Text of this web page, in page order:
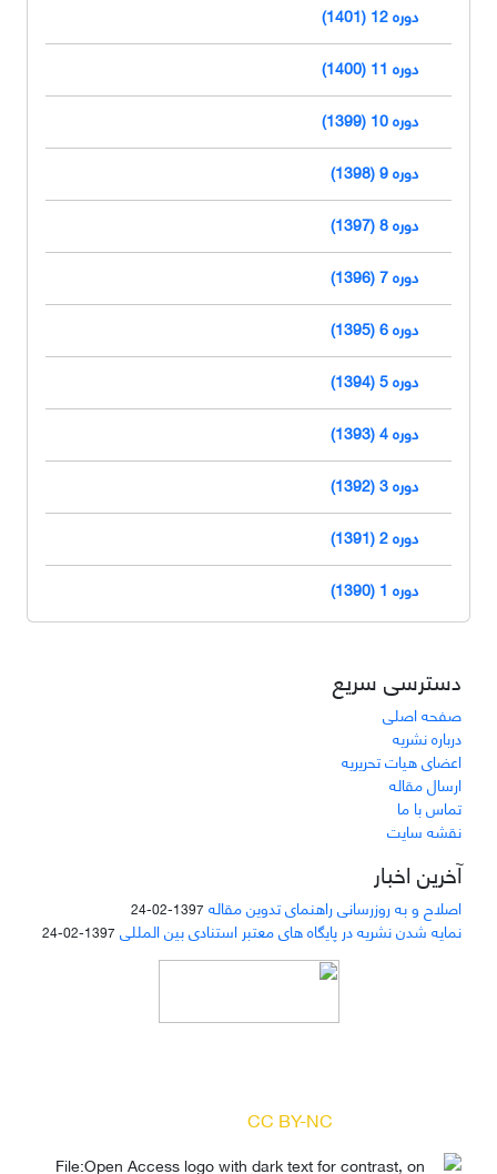
دوره 12 (1401)
دوره 11 (1400)
دوره 10 (1399)
دوره 9 (1398)
دوره 8 (1397)
دوره 7 (1396)
دوره 6 (1395)
دوره 5 (1394)
دوره 4 (1393)
دوره 3 (1392)
دوره 2 (1391)
دوره 1 (1390)
دسترسی سریع
صفحه اصلی
درباره نشریه
اعضای هیات تحریریه
ارسال مقاله
تماس با ما
نقشه سایت
آخرین اخبار
اصلاح و به روزرسانی راهنمای تدوین مقاله 1397-02-24
نمایه شدن نشریه در پایگاه های معتبر استنادی بین المللی 1397-02-24
CC BY-NC